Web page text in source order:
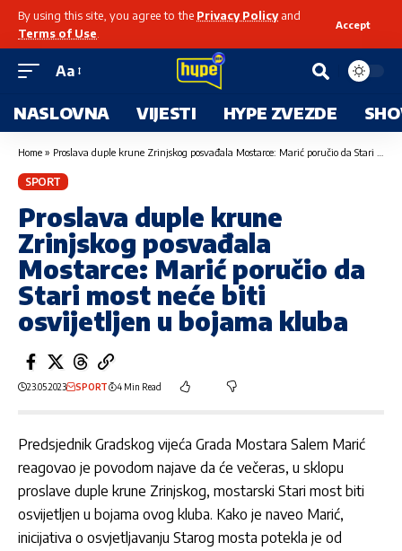
By using this site, you agree to the Privacy Policyand
Terms of Use
Accept
Aa
NASLOVNA VIJESTI HYPE ZVEZDE
Home » Proslava duple krune Zrinjskog posvađala Mostarce: Marić poručio da Stari most neće biti osvijetljen u bojama kluba
SPORT
Proslava duple krune
Zrinjskog posvađala
Mostarce: Marić poručio da
Stari most neće biti
osvijetljen u bojama kluba
23.05.2023 SPORT 4 Min Read
Predsjednik Gradskog vijeća Grada Mostara Salem Marić
reagovao je povodom najave da će večeras, u sklopu
proslave duple krune Zrinjskog, mostarski Stari most biti
osvijetljen u bojama ovog kluba. Kako je naveo Marić,
inicijativa o osvjetljavanju Starog mosta potekla je od